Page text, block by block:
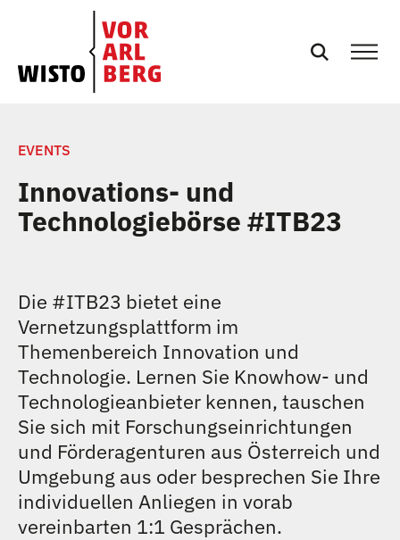
EVENTS
PRESSE
PODCASTS
TEAM
KONTAKT
EVENTS
Innovations- und
Technologiebörse #ITB23
Die #ITB23 bietet eine
Vernetzungsplattform im
Themenbereich Innovation und
Technologie. Lernen Sie Knowhow- und
Technologieanbieter kennen, tauschen
Sie sich mit Forschungseinrichtungen
und Förderagenturen aus Österreich und
Umgebung aus oder besprechen Sie Ihre
individuellen Anliegen in vorab
vereinbarten 1:1 Gesprächen.